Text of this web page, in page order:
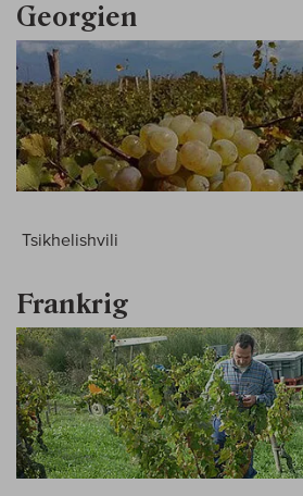
Georgien
Tsikhelishvili
Frankrig